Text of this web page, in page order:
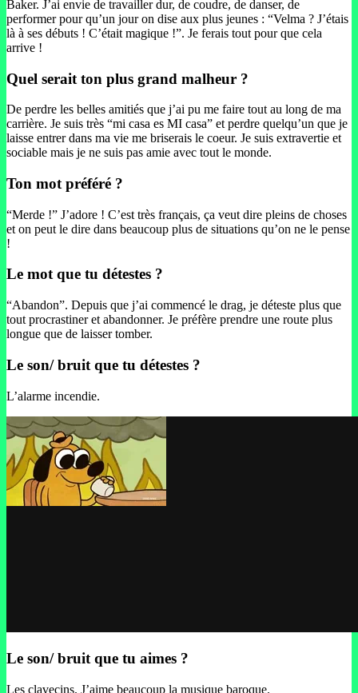
Baker. J’ai envie de travailler dur, de coudre, de danser, de
performer pour qu’un jour on dise aux plus jeunes : “Velma ? J’étais
là à ses débuts ! C’était magique !”. Je ferais tout pour que cela
arrive !
Quel serait ton plus grand malheur ?
De perdre les belles amitiés que j’ai pu me faire tout au long de ma
carrière. Je suis très “mi casa es MI casa” et perdre quelqu’un que je
laisse entrer dans ma vie me briserais le coeur. Je suis extravertie et
sociable mais je ne suis pas amie avec tout le monde.
Ton mot préféré ?
“Merde !” J’adore ! C’est très français, ça veut dire pleins de choses
et on peut le dire dans beaucoup plus de situations qu’on ne le pense
!
Le mot que tu détestes ?
“Abandon”. Depuis que j’ai commencé le drag, je déteste plus que
tout procrastiner et abandonner. Je préfère prendre une route plus
longue que de laisser tomber.
Le son/ bruit que tu détestes ?
L’alarme incendie.
Le son/ bruit que tu aimes ?
Les clavecins. J’aime beaucoup la musique baroque.